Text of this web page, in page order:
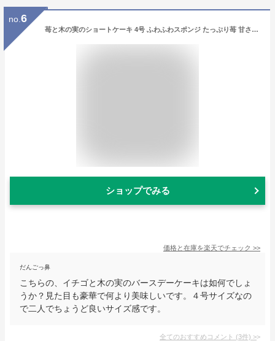
no. 6
苺と木の実のショートケーキ 4号 ふわふわスポンジ たっぷり苺 甘さ控えめ 自然な甘さ ほどよい酸味 さっぱり ホールケーキ 誕生日 バースデーケーキ 苺のショートケーキ スイーツ 送料無料 新宿kojimaya
ショップでみる
価格と在庫を楽天でチェック >>
だんごっ鼻
こちらの、イチゴと木の実のバースデーケーキは如何でしょ
うか？見た目も豪華で何より美味しいです。４号サイズなの
で二人でちょうど良いサイズ感です。
全てのおすすめコメント (3件) >